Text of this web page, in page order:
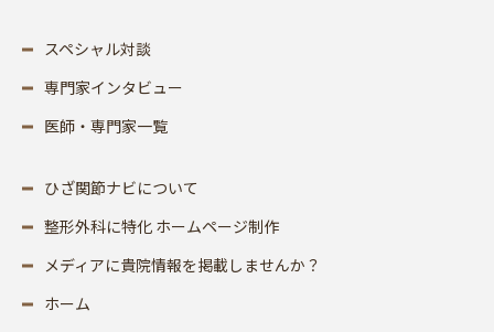
スペシャル対談
専門家インタビュー
医師・専門家一覧
ひざ関節ナビについて
整形外科に特化 ホームページ制作
メディアに貴院情報を掲載しませんか？
ホーム